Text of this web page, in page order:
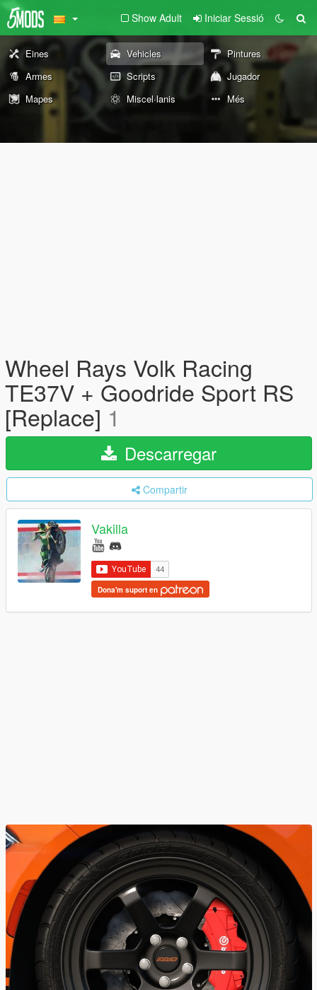
Show Adult Iniciar Sessió
Eines Vehicles
Pintures
Armes
Scripts
Jugador
Mapes
Miscel·lanis Més
Wheel Rays Volk Racing
TE37V + Goodride Sport RS
[Replace] 1
Descarregar
Compartir
Vakilla
Dona'm suport en